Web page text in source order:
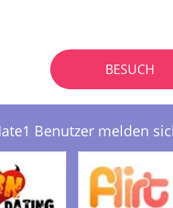
BESUCH
Benutzer melden